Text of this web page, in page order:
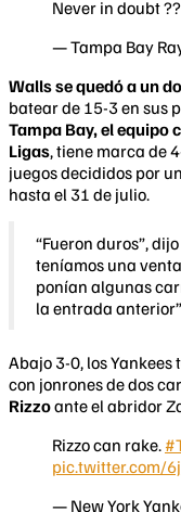
Never in doubt
— Tampa Bay
Walls se quedó a un
batear de 15-3 en sus
Tampa Bay, el equipo
Ligas, tiene marca de
juegos decididos por
hasta el 31 de julio.
“Fueron duros”,
teníamos una
ponían algunas
la entrada
Abajo 3-0, los
con jonrones de dos
Rizzoante el abridor
Rizzo can rake.
pic.twitter.com/
— New York